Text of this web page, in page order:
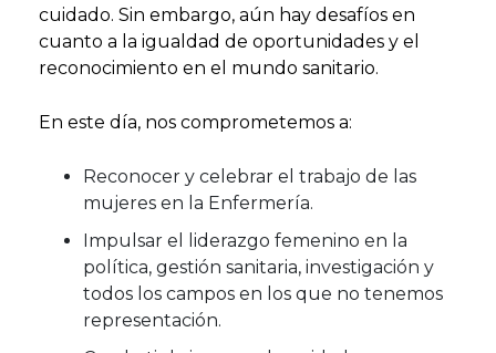
cuidado. Sin embargo, aún hay desafíos en
cuanto a la igualdad de oportunidades y el
reconocimiento en el mundo sanitario.
En este día, nos comprometemos a:
Reconocer y celebrar el trabajo de las
mujeres en la Enfermería.
Impulsar el liderazgo femenino en la
política, gestión sanitaria, investigación y
todos los campos en los que no tenemos
representación.